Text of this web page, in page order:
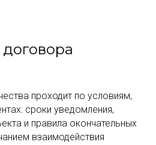
проходит по условиям,
сроки уведомления,
и правила окончательных
взаимодействия